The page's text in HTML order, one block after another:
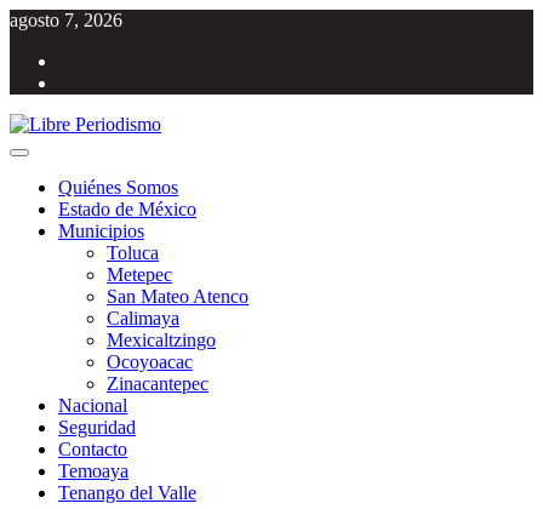
Saltar
contenido
agosto 7, 2026
Menú
principalQuiénes Somos
Estado de México
Municipios
Toluca
Metepec
San Mateo Atenco
Calimaya
Mexicaltzingo
Ocoyoacac
Zinacantepec
Nacional
Seguridad
Contacto
Temoaya
Tenango del Valle